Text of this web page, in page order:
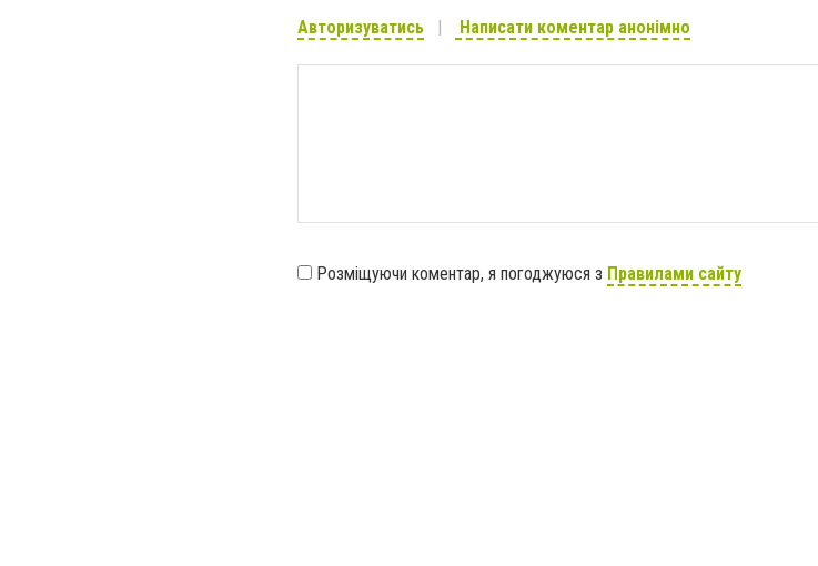
Авторизуватись Написати коментар анонімно
Розміщуючи коментар, я погоджуюся з Правилами сайту